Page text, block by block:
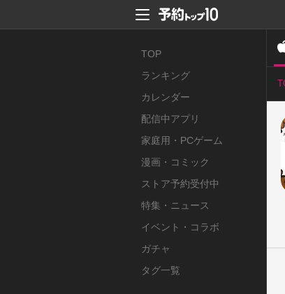
TOP
ランキング
カレンダー
配信中アプリ
家庭用・PCゲーム
漫画・コミック
ストア予約受付中
特集・ニュース
イベント・コラボ
ガチャ
タグ一覧